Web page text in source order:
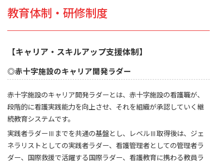
教育体制・研修制度
【キャリア・スキルアップ支援体制】
◎赤十字施設のキャリア開発ラダー
赤十字施設のキャリア開発ラダーとは、赤十字施設の看護職が、
段階的に看護実践能力を向上させ、それを組織が承認していく継
続教育システムです。
実践者ラダーⅢまでを共通の基盤とし、レベルⅢ取得後は、ジェ
ネラリストとしての実践者ラダー、看護管理者としての管理者ラ
ダー、国際救援で活躍する国際ラダー、看護教育に携わる教員ラ